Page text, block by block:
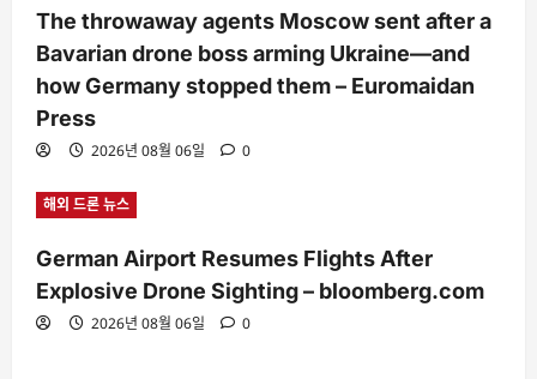
The throwaway agents Moscow sent after a
Bavarian drone boss arming Ukraine—and
how Germany stopped them – Euromaidan
Press
2026년 08월 06일 0
해외 드론 뉴스
German Airport Resumes Flights After
Explosive Drone Sighting – bloomberg.com
2026년 08월 06일 0